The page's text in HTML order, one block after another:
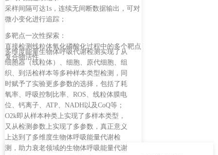
要再取一组样本检测，浪费样本的同时，也很难达到
多参数时间上的一致性，影响实验的准确度；
2样本种类受限，处理过程复杂
目前广泛测量的主要为培养细胞样本，对原代细胞、
组织、线粒体测量困难，传统方法往往将样本进行固
定（黏贴、物理固定等），破坏了样本的正常生理状
态，且样本均一性也比较差；